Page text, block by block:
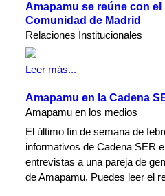
Amapamu se reúne con el
Comunidad de Madrid
Relaciones Institucionales
Leer más...
Amapamu en la Cadena
Amapamu en los medios
El último fin de semana de
informativos de Cadena SER
entrevistas a una pareja de
de Amapamu. Puedes leer el